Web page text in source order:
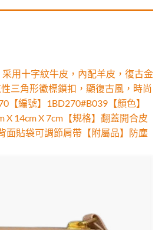
用十字紋牛皮，內配羊皮，復古金
三角形徽標鎖扣，顯復古風，時尚
【編號】1BD270#B039【顏色】
X 14cm X 7cm【規格】翻蓋開合皮
面貼袋可調節肩帶【附屬品】防塵